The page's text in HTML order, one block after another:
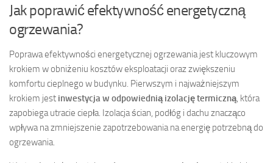
Jak poprawić efektywność energetyczną
ogrzewania?
Poprawa efektywności energetycznej ogrzewania jest kluczowym
krokiem w obniżeniu kosztów eksploatacji oraz zwiększeniu
komfortu cieplnego w budynku. Pierwszym i najważniejszym
krokiem jest inwestycja w odpowiednią izolację termiczną, która
zapobiega utracie ciepła. Izolacja ścian, podłóg i dachu znacząco
wpływa na zmniejszenie zapotrzebowania na energię potrzebną do
ogrzewania.